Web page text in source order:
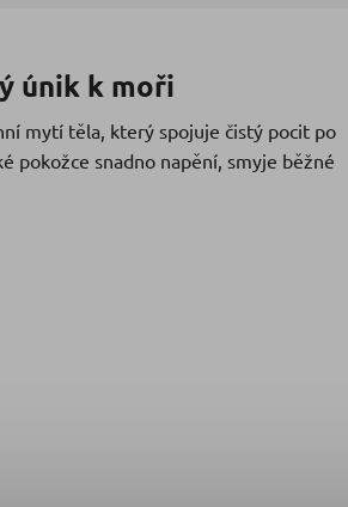
únik k moři
mytí těla, který spojuje čistý pocit po
pokožce snadno napění, smyje běžné